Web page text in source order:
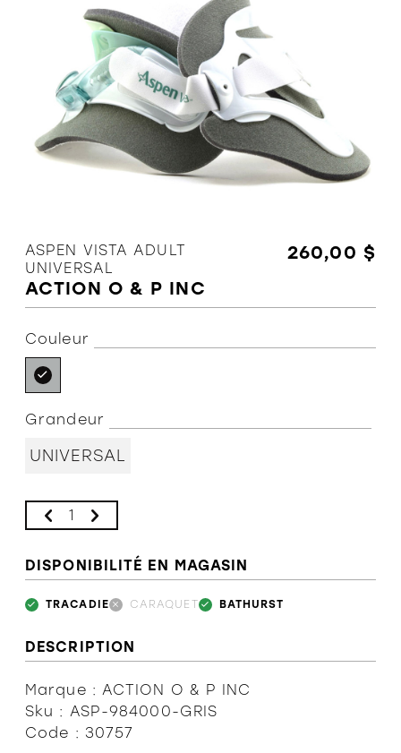
L'équipe
Politiques et conditions d'achat
ASPEN VISTA ADULT
UNIVERSAL
ACTION O & P INC
260,00 $
Couleur
Grandeur
UNIVERSAL
DISPONIBILITÉ EN MAGASIN
TRACADIE CARAQUET BATHURST
DESCRIPTION
Marque : ACTION O & P INC
Sku : ASP-984000-GRIS
Code : 30757